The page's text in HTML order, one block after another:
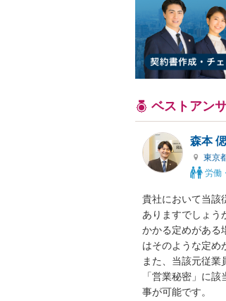
ベストアン
森本
東京
労働
貴社において当該
ありますでしょう
かかる定めがある
はそのような定め
また、当該元従業
「営業秘密」に
事が可能です。